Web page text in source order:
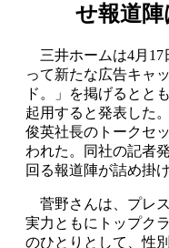
せ報道陣
三井ホームは4月17
って新たな広告キャ
ド。」を掲げるとと
起用すると発表した
俊英社長のトークセ
われた。同社の記者
回る報道陣が詰め掛け
菅野さんは、プレ
実力ともにトップク
のひとりとして、性